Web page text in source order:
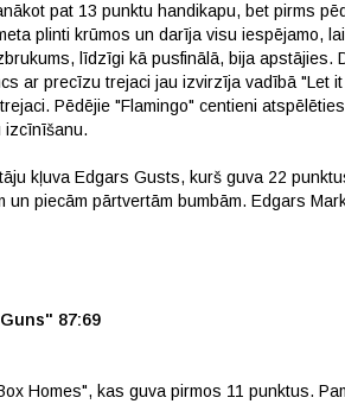
pat 13 punktu handikapu, bet pirms
plinti krūmos un darīja visu iespējamo,
līdzīgi kā pusfinālā, bija apstājies.
ar precīzu trejaci jau izvirzīja vadībā "Let
Pēdējie "Flamingo" centieni
izcīnīšanu.
kļuva Edgars Gusts, kurš guva 22
un piecām pārtvertām bumbām. Edgars
87:69
Homes", kas guva pirmos 11 punktus.